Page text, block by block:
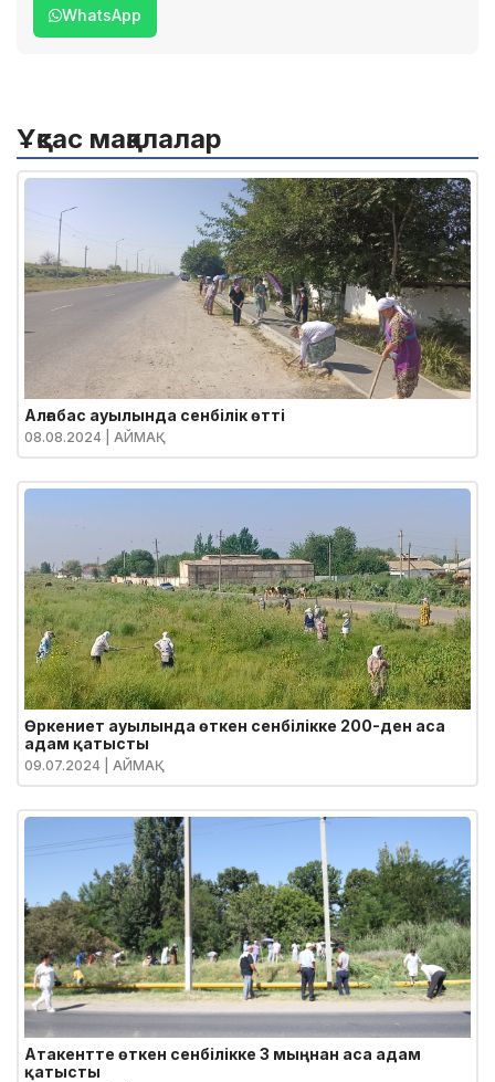
WhatsApp
Ұқсас мақалалар
Алғабас ауылында сенбілік өтті
08.08.2024 | АЙМАҚ
Өркениет ауылында өткен сенбілікке 200-ден аса
адам қатысты
09.07.2024 | АЙМАҚ
Атакентте өткен сенбілікке 3 мыңнан аса адам
қатысты